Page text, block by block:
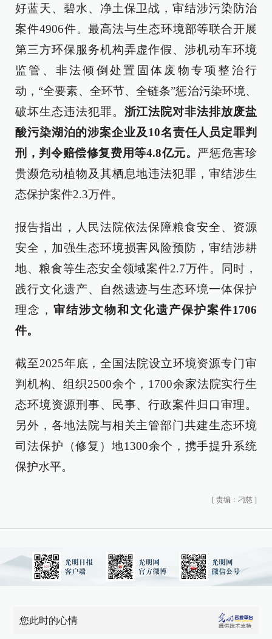
好蓝天、碧水、净土保卫战，审结涉污染防治
案件4906件。最高法与生态环境部等联合开展
第三方环保服务机构弄虚作假、涉机动车环境
监管、非法倾倒处置固体废物专项整治行
动，“全要素、全环节、全链条”惩治污染环境、
破坏生态违法犯罪。 浙江法院对非法排放废盐
酸污染湖泊的涉案企业及10名责任人员定罪判
刑，判令赔偿修复费用等4.8亿元。 严惩危害珍
贵濒危动植物及其栖息地违法犯罪，审结涉生
态保护案件2.3万件。
报告指出，人民法院依法保障粮食安全、资源
安全，加强生态环境损害风险预防，审结涉耕
地、粮食等生态安全领域案件2.7万件。同时，
践行文化遗产、自然遗迹与生态环境一体保护
理念，审结涉文物和文化遗产保护案件1706
件。
截至2025年底，全国法院设立环境资源专门审
判机构、组织2500余个，1700余家法院实行生
态环境资源刑事、民事、行政案件归口审理。
另外，各地法院与相关主管部门共建生态环境
司法保护（修复）地1300余个，携手提升系统
保护水平。
[ 责编：刁慈 ]
您此时的心情